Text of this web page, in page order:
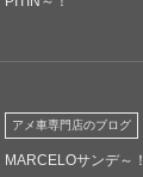
アメ車専門店のブログ
MARCELOサンデ～！